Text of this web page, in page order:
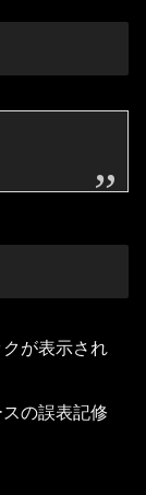
が表示され
の誤表記修